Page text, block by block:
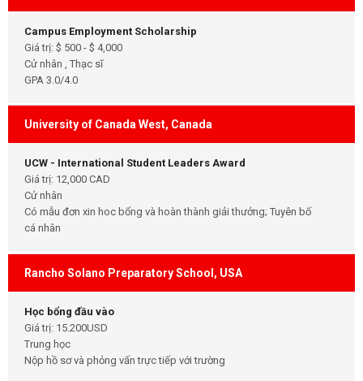
Campus Employment Scholarship
Giá trị: $ 500 - $ 4,000
Cử nhân , Thạc sĩ
GPA 3.0/4.0
University of Canada West, Canada
UCW - International Student Leaders Award
Giá trị: 12,000 CAD
Cử nhân
Có mẫu đơn xin hoc bổng và hoàn thành giải thưởng; Tuyên bố
cá nhân
Rancho Solano Preparatory School, USA
Học bổng đầu vào
Giá trị: 15.200USD
Trung học
Nộp hồ sơ và phỏng vấn trực tiếp với trường